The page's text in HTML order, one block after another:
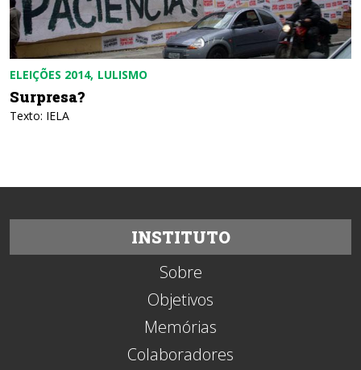
ELEIÇÕES 2014 LULISMO
Surpresa?
Texto: IELA
INSTITUTO
Sobre
Objetivos
Memórias
Colaboradores